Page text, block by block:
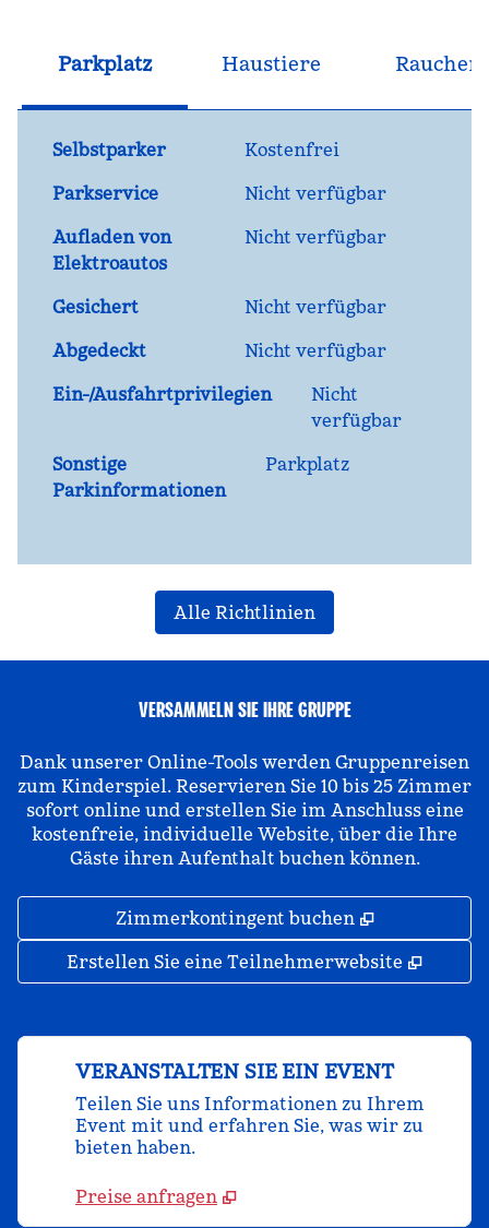
Parkplatz Haustiere Raucher
Selbstparker
Kostenfrei
Parkservice
Nicht verfügbar
Aufladen von
Elektroautos
Nicht verfügbar
Gesichert
Nicht verfügbar
Abgedeckt
Nicht verfügbar
Ein-/Ausfahrtprivilegien
Nicht
verfügbar
Sonstige
Parkinformationen
Parkplatz
Alle Richtlinien
VERSAMMELN SIE IHRE GRUPPE
Dank unserer Online-Tools werden Gruppenreisen
zum Kinderspiel. Reservieren Sie 10 bis 25 Zimmer
sofort online und erstellen Sie im Anschluss eine
kostenfreie, individuelle Website, über die Ihre
Gäste ihren Aufenthalt buchen können.
Zimmerkontingent buchen ,
Erstellen Sie eine Teilnehmerwebsite ,
VERANSTALTEN SIE EIN EVENT
Teilen Sie uns Informationen zu Ihrem
Event mit und erfahren Sie, was wir zu
bieten haben.
Preise anfragen